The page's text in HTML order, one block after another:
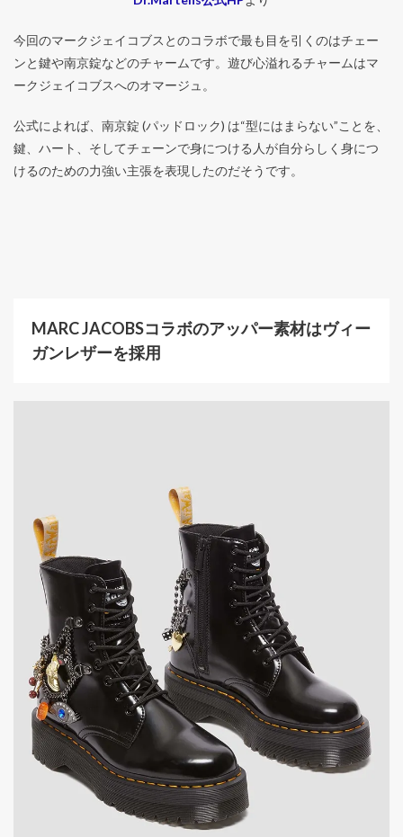
今回のマークジェイコブスとのコラボで最も目を引くのはチェー
ンと鍵や南京錠などのチャームです。遊び心溢れるチャームはマ
ークジェイコブスへのオマージュ。
公式によれば、南京錠 (パッドロック) は“型にはまらない”ことを、
鍵、ハート、そしてチェーンで身につける人が自分らしく身につ
けるのための力強い主張を表現したのだそうです。
MARC JACOBSコラボのアッパー素材はヴィー
ガンレザーを採用